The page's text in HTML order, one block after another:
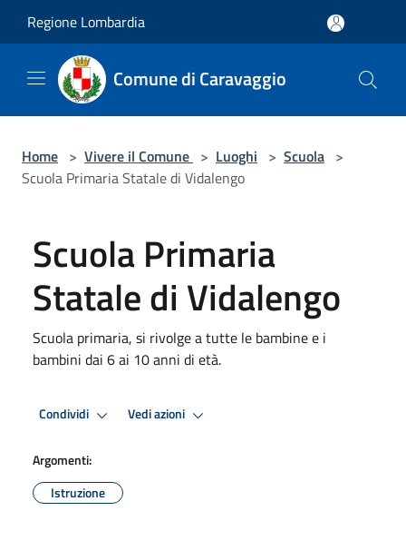
Regione Lombardia
Comune di Caravaggio
Home > Vivere il Comune > Luoghi > Scuola >
Scuola Primaria Statale di Vidalengo
Scuola Primaria
Statale di Vidalengo
Scuola primaria, si rivolge a tutte le bambine e i
bambini dai 6 ai 10 anni di età.
Condividi Vedi azioni
Argomenti:
Istruzione